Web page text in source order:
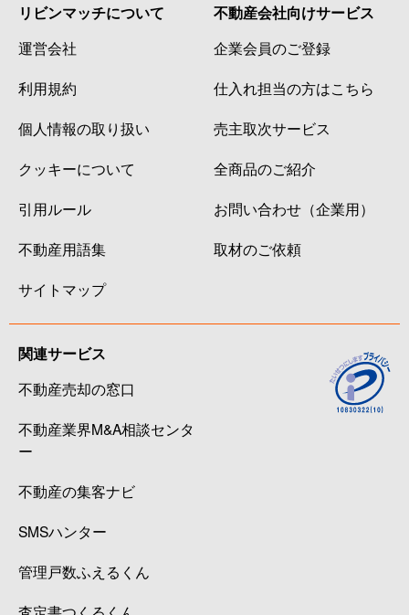
リビンマッチについて
運営会社
利用規約
個人情報の取り扱い
クッキーについて
引用ルール
不動産用語集
サイトマップ
不動産会社向けサービス
企業会員のご登録
仕入れ担当の方はこちら
売主取次サービス
全商品のご紹介
お問い合わせ（企業用）
取材のご依頼
関連サービス
不動産売却の窓口
不動産業界M&A相談センタ
ー
不動産の集客ナビ
SMSハンター
管理戸数ふえるくん